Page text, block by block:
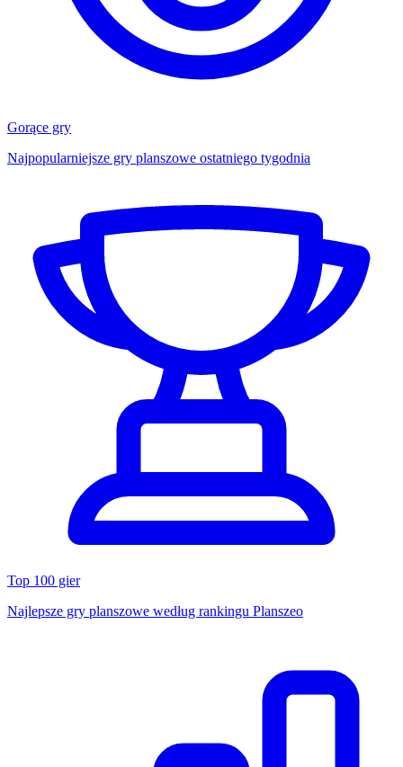
Gorące gry
Najpopularniejsze gry planszowe ostatniego tygodnia
Top 100 gier
Najlepsze gry planszowe według rankingu Planszeo